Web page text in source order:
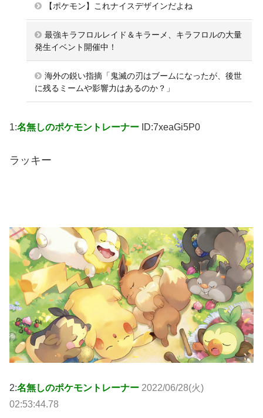
【ポケモン】これナイスデザインだよね
最強キラフロルレイド＆キラーメ、キラフロルの大量
発生イベント開催中！
海外の鋭い指摘「鬼滅の刃はブームになったが、後世
に残るミームや影響力はあるのか？」
1:名無しのポケモントレーナー ID:7xeaGi5P0
ラッキー
2:名無しのポケモントレーナー 2022/06/28(火)
02:53:44.78